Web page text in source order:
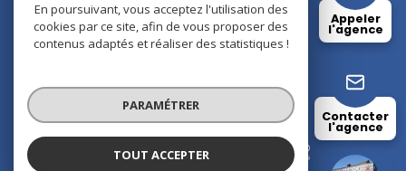
Appeler
l'agence
Contacter
l'agence
Cookies
© 2026 | Tous droits réservés
Réalisé par
En poursuivant, vous acceptez l'utilisation des
cookies par ce site, afin de vous proposer des
contenus adaptés et réaliser des statistiques !
PARAMÉTRER
TOUT ACCEPTER